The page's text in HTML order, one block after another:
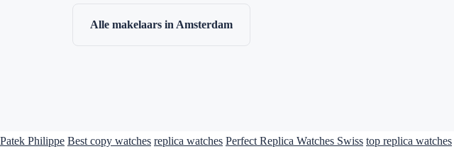
Alle makelaars in Amsterdam
Patek Philippe Best copy watches replica watches Perfect Replica Watches Swiss top replica watches